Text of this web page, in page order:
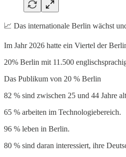
📈 Das internationale Berlin wächst
Im Jahr 2026 hatte ein Viertel der
20% Berlin mit 11.500
Das Publikum von 20 % Berlin
82 % sind zwischen 25 und 44 Jahre
65 % arbeiten im Technologiebereich.
96 % leben in Berlin.
80 % sind daran interessiert, ihre